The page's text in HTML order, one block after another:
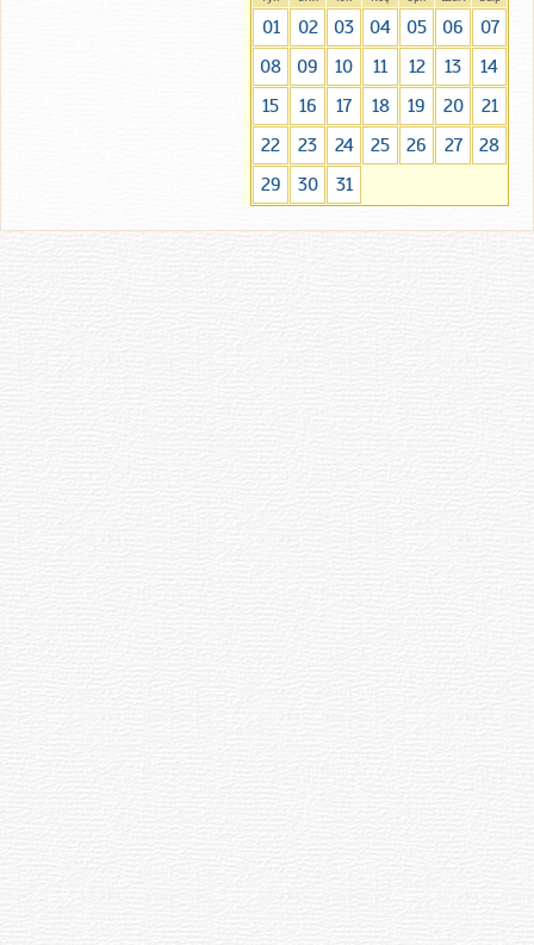
01 02 03 04 05 06
07
08
09 10 11 12 13
14
15
16 17 18 19 20
21
22
23 24 25 26 27
28
29
30 31